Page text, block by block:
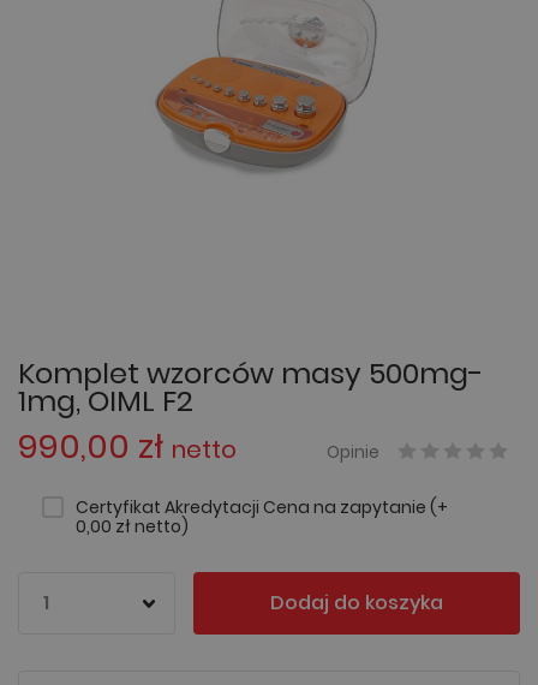
Komplet wzorców masy 500mg-
1mg, OIML F2
990,00 zł netto Opinie
Certyfikat Akredytacji Cena na zapytanie (+
0,00 zł netto)
Dodaj do koszyka